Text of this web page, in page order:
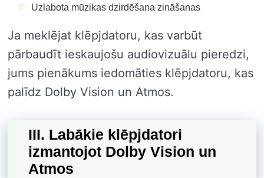
Uzlabota mūzikas dzirdēšana zināšanas
Ja meklējat klēpjdatoru, kas varbūt
pārbaudīt ieskaujošu audiovizuālu pieredzi,
jums pienākums iedomāties klēpjdatoru, kas
palīdz Dolby Vision un Atmos.
III. Labākie klēpjdatori
izmantojot Dolby Vision un
Atmos